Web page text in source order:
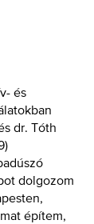
és
dr. Tóth
)
dolgozom
építem,